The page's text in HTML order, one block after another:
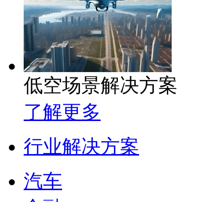
低空场景解决方案
了解更多
行业解决方案
汽车